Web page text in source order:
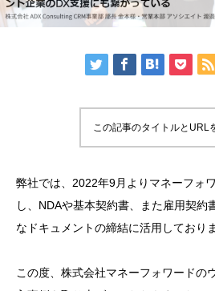
この記事のタイトルとURL
弊社では、2022年9月よりマネーフォ
し、NDAや基本契約書、また雇用契約
なドキュメントの締結に活用しておりま
この度、株式会社マネーフォワードの